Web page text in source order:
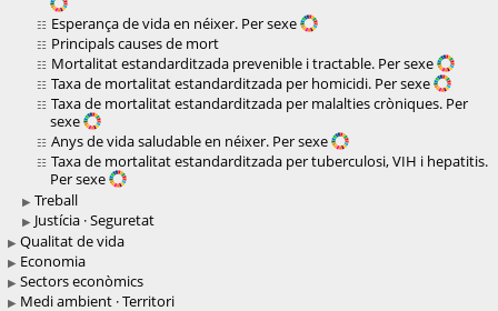
Esperança de vida en néixer. Per sexe
Principals causes de mort
Mortalitat estandarditzada prevenible i tractable. Per sexe
Taxa de mortalitat estandarditzada per homicidi. Per sexe
Taxa de mortalitat estandarditzada per malalties cròniques. Per
sexe
Anys de vida saludable en néixer. Per sexe
Taxa de mortalitat estandarditzada per tuberculosi, VIH i hepatitis.
Per sexe
Treball
Justícia · Seguretat
Qualitat de vida
Economia
Sectors econòmics
Medi ambient · Territori